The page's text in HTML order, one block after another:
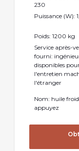
230
Puissance (W):
Poids: 1200 kg
Service après-
fourni:
disponibles
l'entretien
l'étranger
Nom: huile
appuyez